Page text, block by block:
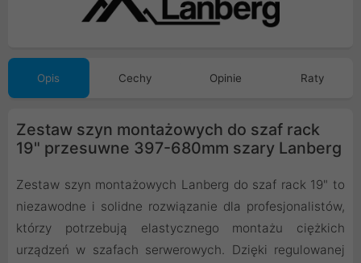
Opis Cechy Opinie Raty
Zestaw szyn montażowych do szaf rack
19" przesuwne 397-680mm szary Lanberg
Zestaw szyn montażowych Lanberg do szaf rack 19" to
niezawodne i solidne rozwiązanie dla profesjonalistów,
którzy potrzebują elastycznego montażu ciężkich
urządzeń w szafach serwerowych. Dzięki regulowanej